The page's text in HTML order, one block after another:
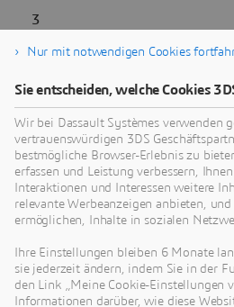
3
4
7
Next >
3DEXPERIENCE
Erhalten Sie sekundenschnell
Nur mit notwendigen Cookies
Sie entscheiden, welche Cookies
Wir bei Dassault Systèmes verwenden
vertrauenswürdigen 3DS
bestmögliche Browser-Erlebnis zu
erfassen und Leistung verbessern,
Interaktionen und Interessen weitere
relevante Werbeanzeigen anbieten,
ermöglichen, Inhalte in sozialen
Ihre Einstellungen bleiben 6 Monate
sie jederzeit ändern, indem Sie in der
den Link „Meine Cookie-Einstellungen
Informationen darüber, wie diese